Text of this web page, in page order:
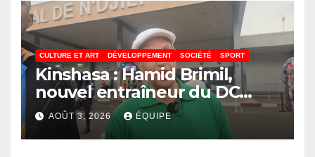
CULTURE ET ART DÉVELOPPEMENT SOCIÉTÉ SPORT
Kinshasa : Hamid Brimil,
nouvel entraîneur du DC
Virunga sur place, cap sur les
préparatifs de la Coupe de la
Confédération de la CAF
AOÛT 3, 2026 ÉQUIPE